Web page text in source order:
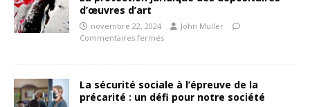
d’œuvres d’art
novembre 22, 2024
John Muller
Commentaires fermés
La sécurité sociale à l’épreuve de la
précarité : un défi pour notre société